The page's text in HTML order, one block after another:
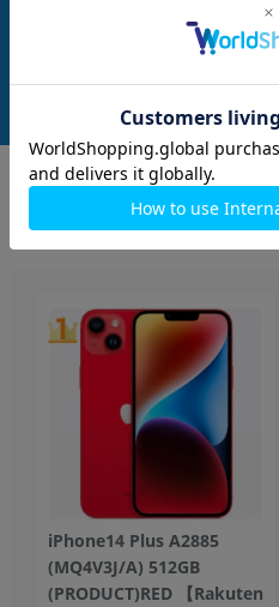
(税込)
発売日：2023/09
付属品: 本体のみ
中古Cランク
iPhone
iPhone14 Plus A2885
(MQ4V3J/A) 512GB
(PRODUCT)RED 【Rakuten